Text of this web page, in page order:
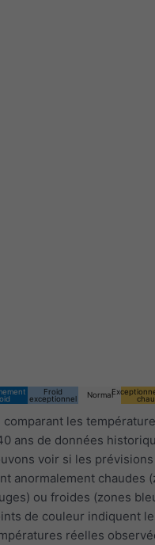
Froid
exceptionnel
Normal
comparant les
ans de données
voir si les
anormalement chaudes
ou froides (zones
de couleur indiquent
réelles